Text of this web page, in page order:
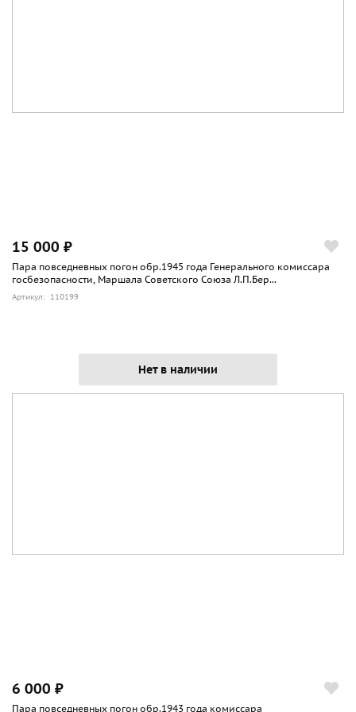
15 000 ₽
Пара повседневных погон обр.1945 года Генерального комиссара
госбезопасности, Маршала Советского Союза Л.П.Бер...
Артикул: 110199
Нет в наличии
6 000 ₽
Пара повседневных погон обр.1943 года комиссара